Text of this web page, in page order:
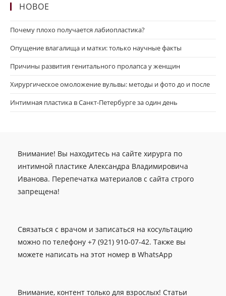
НОВОЕ
Почему плохо получается лабиопластика?
Опущение влагалища и матки: только научные факты
Причины развития генитального пролапса у женщин
Хирургическое омоложение вульвы: методы и фото до и после
Интимная пластика в Санкт-Петербурге за один день
Внимание! Вы находитесь на сайте хирурга по
интимной пластике Александра Владимировича
Иванова. Перепечатка материалов с сайта строго
запрещена!
Связаться с врачом и записаться на косультацию
можно по телефону +7 (921) 910-07-42. Также вы
можете написать на этот номер в WhatsApp
Внимание, контент только для взрослых! Статьи